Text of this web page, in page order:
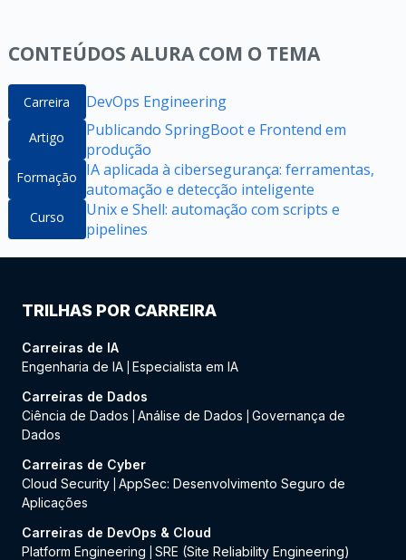
CONTEÚDOS ALURA COM O TEMA
Carreira DevOps Engineering
Artigo
Publicando SpringBoot e Frontend em
produção
Formação IA aplicada à cibersegurança: ferramentas,
automação e detecção inteligente
Curso
Unix e Shell: automação com scripts e
pipelines
TRILHAS POR CARREIRA
Carreiras de IA
Engenharia de IA Especialista em IA
Carreiras de Dados
Ciência de Dados
Análise de Dados
Governança de
Dados
Carreiras de Cyber
Cloud Security AppSec: Desenvolvimento Seguro de
Aplicações
Carreiras de DevOps & Cloud
Platform Engineering
SRE (Site Reliability Engineering)